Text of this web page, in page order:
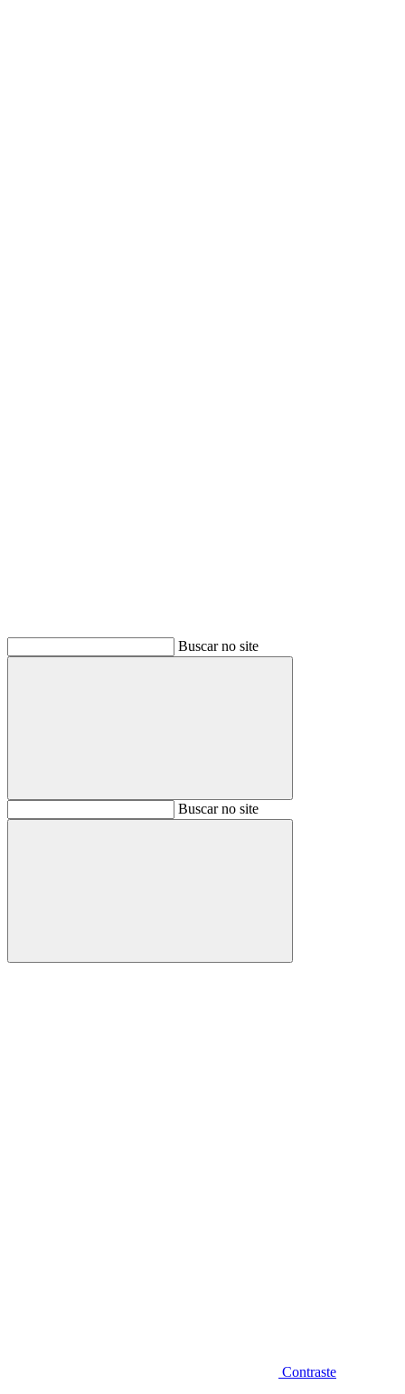
Buscar no site
BuscarBuscar no site
Buscar
Contraste